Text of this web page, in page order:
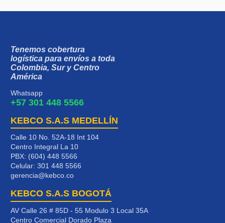
Tenemos cobertura
logística para envíos a toda
Colombia, Sur y Centro
América
Whatsapp
+57 301 448 5566
KEBCO S.A.S MEDELLÍN
Calle 10 No. 52A-18 Int 104
Centro Integral La 10
PBX: (604) 448 5566
Celular: 301 448 5566
gerencia@kebco.co
KEBCO S.A.S BOGOTÁ
AV Calle 26 # 85D - 55 Modulo 3 Local 35A
Centro Comercial Dorado Plaza